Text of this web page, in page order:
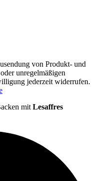
von Produkt- und
unregelmäßigen
jederzeit widerrufen.
mit Lesaffres